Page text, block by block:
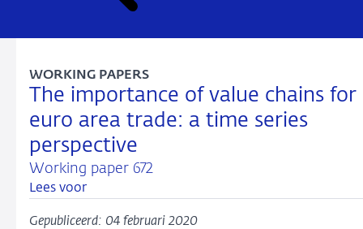
The importance of value chains for
euro area trade: a time series
perspective
Working paper 672
WORKING PAPERS
Lees voor
Gepubliceerd: 04 februari 2020